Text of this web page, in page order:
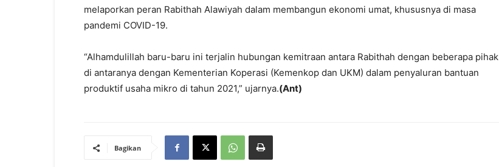
melaporkan peran Rabithah Alawiyah dalam membangun ekonomi umat, khususnya di masa
pandemi COVID-19.
“Alhamdulillah baru-baru ini terjalin hubungan kemitraan antara Rabithah dengan beberapa pihak
di antaranya dengan Kementerian Koperasi (Kemenkop dan UKM) dalam penyaluran bantuan
produktif usaha mikro di tahun 2021,” ujarnya.(Ant)
Bagikan